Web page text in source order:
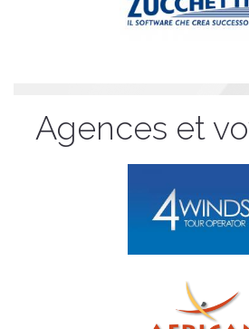
Agences et